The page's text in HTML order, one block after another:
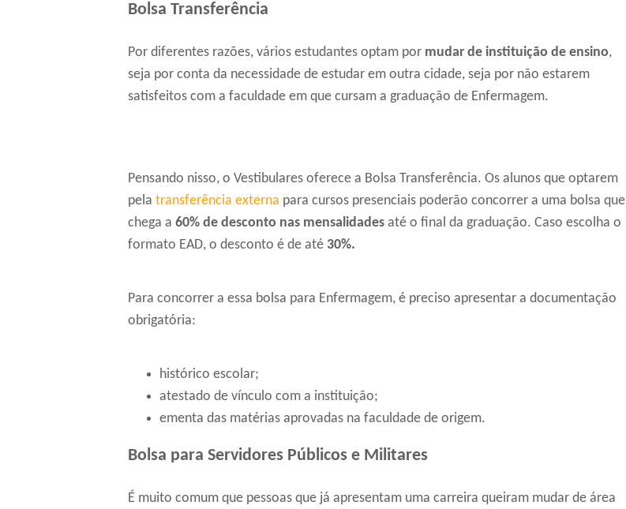
Bolsa Transferência
Por diferentes razões, vários estudantes optam por mudar de instituição de ensino,
seja por conta da necessidade de estudar em outra cidade, seja por não estarem
satisfeitos com a faculdade em que cursam a graduação de Enfermagem.
Pensando nisso, o Vestibulares oferece a Bolsa Transferência. Os alunos que optarem
pela transferência externa para cursos presenciais poderão concorrer a uma bolsa que
chega a 60% de desconto nas mensalidades até o final da graduação. Caso escolha o
formato EAD, o desconto é de até 30%.
Para concorrer a essa bolsa para Enfermagem, é preciso apresentar a documentação
obrigatória:
histórico escolar;
atestado de vínculo com a instituição;
ementa das matérias aprovadas na faculdade de origem.
Bolsa para Servidores Públicos e Militares
É muito comum que pessoas que já apresentam uma carreira queiram mudar de área